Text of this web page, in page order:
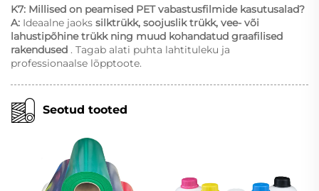
K7: Millised on peamised PET vabastusfilmide kasutusalad?
A: Ideaalne jaoks silktrükk, soojuslik trükk, vee- või
lahustipõhine trükk ning muud kohandatud graafilised
rakendused . Tagab alati puhta lahtituleku ja
professionaalse lõpptoote.
Seotud tooted